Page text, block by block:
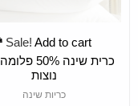
Sale! Add to cart
נוצות
כריות שינה